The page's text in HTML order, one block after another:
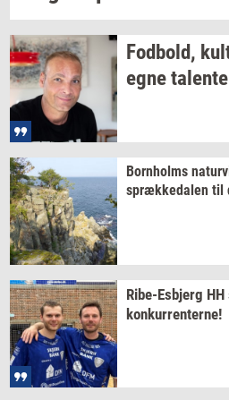
Fod­bold,
egne
Born­holms
spræk­ke­da­len til
Ribe-​Esbjerg
kon­kur­ren­ter­ne!